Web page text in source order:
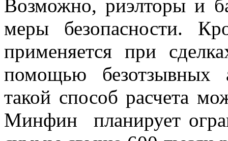
Возможно, риэлторы и
меры безопасности.
применяется при
помощью безотзывных
такой способ расчета
Минфин планирует